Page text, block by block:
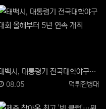
태백시, 대통령기 전국대학야구대회 올해부터 5년 연속 개최
등록자
먹튀헌병대
등록일
08.05